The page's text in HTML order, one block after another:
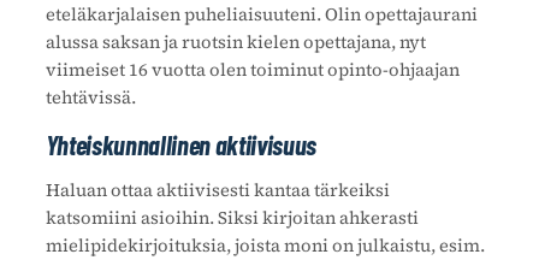
eteläkarjalaisen puheliaisuuteni. Olin opettajaurani
alussa saksan ja ruotsin kielen opettajana, nyt
viimeiset 16 vuotta olen toiminut opinto-ohjaajan
tehtävissä.
Yhteiskunnallinen aktiivisuus
Haluan ottaa aktiivisesti kantaa tärkeiksi
katsomiini asioihin. Siksi kirjoitan ahkerasti
mielipidekirjoituksia, joista moni on julkaistu, esim.